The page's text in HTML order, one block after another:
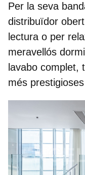
Per la seva
distribuïdor obert
lectura o per
meravellós
lavabo complet,
més